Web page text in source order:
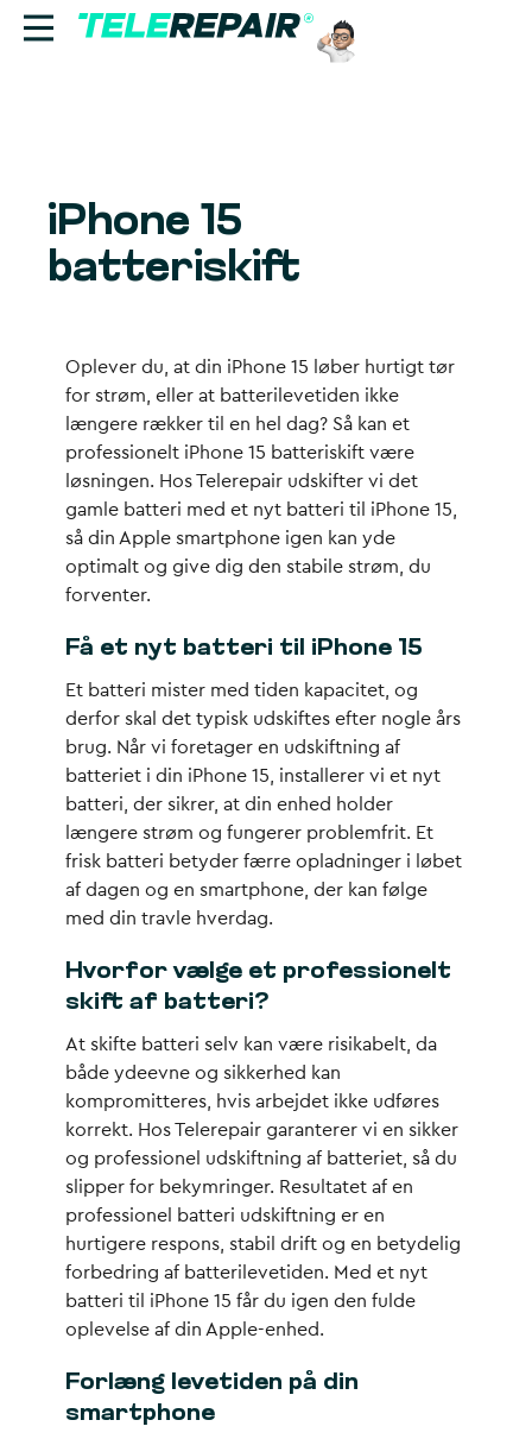
Find butik
Ring til os:
+45 70 60 55 90
iPhone 15
batteriskift
Oplever du, at din iPhone 15 løber hurtigt tør
for strøm, eller at batterilevetiden ikke
længere rækker til en hel dag? Så kan et
professionelt iPhone 15 batteriskift være
løsningen. Hos Telerepair udskifter vi det
gamle batteri med et nyt batteri til iPhone 15,
så din Apple smartphone igen kan yde
optimalt og give dig den stabile strøm, du
forventer.
Få et nyt batteri til iPhone 15
Et batteri mister med tiden kapacitet, og
derfor skal det typisk udskiftes efter nogle års
brug. Når vi foretager en udskiftning af
batteriet i din iPhone 15, installerer vi et nyt
batteri, der sikrer, at din enhed holder
længere strøm og fungerer problemfrit. Et
frisk batteri betyder færre opladninger i løbet
af dagen og en smartphone, der kan følge
med din travle hverdag.
Hvorfor vælge et professionelt
skift af batteri?
At skifte batteri selv kan være risikabelt, da
både ydeevne og sikkerhed kan
kompromitteres, hvis arbejdet ikke udføres
korrekt. Hos Telerepair garanterer vi en sikker
og professionel udskiftning af batteriet, så du
slipper for bekymringer. Resultatet af en
professionel batteri udskiftning er en
hurtigere respons, stabil drift og en betydelig
forbedring af batterilevetiden. Med et nyt
batteri til iPhone 15 får du igen den fulde
oplevelse af din Apple-enhed.
Forlæng levetiden på din
smartphone